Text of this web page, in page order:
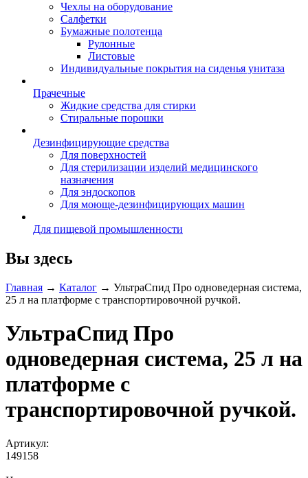
Чехлы на оборудование
Салфетки
Бумажные полотенца
Рулонные
Листовые
Индивидуальные покрытия на сиденья унитаза
Прачечные
Жидкие средства для стирки
Стиральные порошки
Дезинфицирующие средства
Для поверхностей
Для стерилизации изделий медицинского
назначения
Для эндоскопов
Для моюще-дезинфицирующих машин
Для пищевой промышленности
Вы здесь
Главная → Каталог → УльтраСпид Про одноведерная система,
25 л на платформе с транспортировочной ручкой.
УльтраСпид Про
одноведерная система, 25 л на
платформе с
транспортировочной ручкой.
Артикул:
149158